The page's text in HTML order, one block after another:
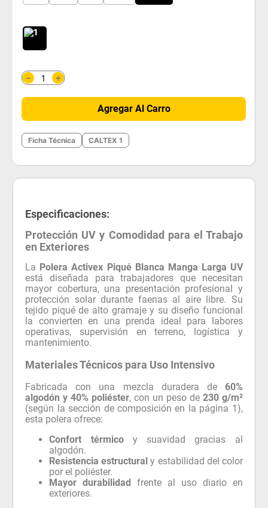
＋
－
Agregar Al Carro
Ficha Técnica CALTEX 1
Especificaciones:
Protección UV y Comodidad para el Trabajo
en Exteriores
La Polera Activex Piqué Blanca Manga Larga UV
está diseñada para trabajadores que necesitan
mayor cobertura, una presentación profesional y
protección solar durante faenas al aire libre. Su
tejido piqué de alto gramaje y su diseño funcional
la convierten en una prenda ideal para labores
operativas, supervisión en terreno, logística y
mantenimiento.
Materiales Técnicos para Uso Intensivo
Fabricada con una mezcla duradera de 60%
algodón y 40% poliéster, con un peso de 230 g/m²
(según la sección de composición en la página 1),
esta polera ofrece:
Confort térmicoy suavidad gracias al
algodón.
Resistencia estructural y estabilidad del color
por el poliéster.
Mayor durabilidad frente al uso diario en
exteriores.